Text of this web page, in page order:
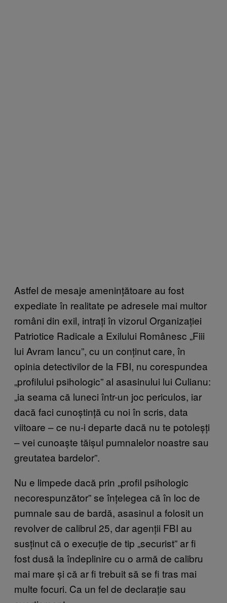
Astfel de mesaje amenințătoare au fost
expediate în realitate pe adresele mai multor
români din exil, intrați în vizorul Organizației
Patriotice Radicale a Exilului Românesc „Fiii
lui Avram Iancu”, cu un conținut care, în
opinia detectivilor de la FBI, nu corespundea
„profilului psihologic” al asasinului lui Culianu:
„ia seama că luneci într-un joc periculos, iar
dacă faci cunoștință cu noi în scris, data
viitoare – ce nu-i departe dacă nu te potoleșți
– vei cunoaște tăișul pumnalelor noastre sau
greutatea bardelor”.
Nu e limpede dacă prin „profil psihologic
necorespunzător” se înțelegea că în loc de
pumnale sau de bardă, asasinul a folosit un
revolver de calibrul 25, dar agenții FBI au
susținut că o execuție de tip „securist” ar fi
fost dusă la îndeplinire cu o armă de calibru
mai mare și că ar fi trebuit să se fi tras mai
multe focuri. Ca un fel de declarație sau